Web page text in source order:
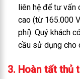
liên hệ để tư vấn
cao (từ 165.000
phí). Quý khách
cầu sử dụng cho
3. Hoàn tất thủ